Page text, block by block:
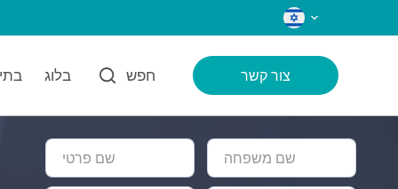
שפות
בלוג חפש צור קשר